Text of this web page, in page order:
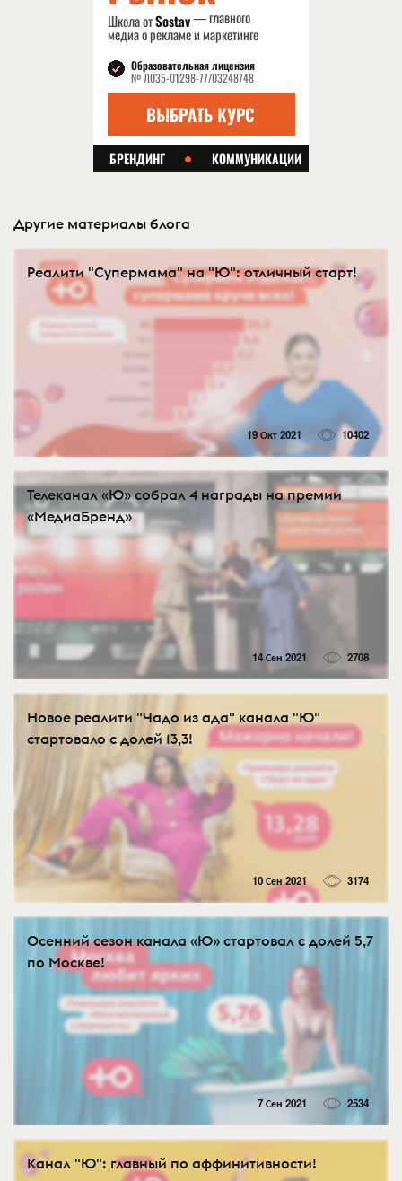
Другие материалы блога
Реалити "Супермама" на "Ю": отличный старт!
19 Окт 2021 10402
Телеканал «Ю» собрал 4 награды на премии
«МедиаБренд»
14 Сен 2021 2708
Новое реалити "Чадо из ада" канала "Ю"
стартовало с долей 13,3!
10 Сен 2021 3174
Осенний сезон канала «Ю» стартовал с долей 5,7
по Москве!
7 Сен 2021 2534
Канал "Ю": главный по аффинитивности!